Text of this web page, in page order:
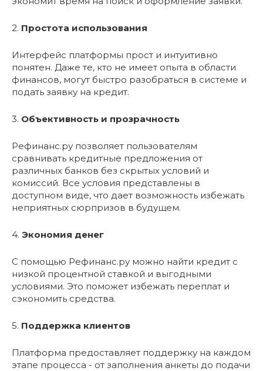
2. Простота использования
Интерфейс платформы прост и интуитивно
понятен. Даже те, кто не имеет опыта в области
финансов, могут быстро разобраться в системе и
подать заявку на кредит.
3. Объективность и прозрачность
Рефинанс.ру позволяет пользователям
сравнивать кредитные предложения от
различных банков без скрытых условий и
комиссий. Все условия представлены в
доступном виде, что дает возможность избежать
неприятных сюрпризов в будущем.
4. Экономия денег
С помощью Рефинанс.ру можно найти кредит с
низкой процентной ставкой и выгодными
условиями. Это поможет избежать переплат и
сэкономить средства.
5. Поддержка клиентов
Платформа предоставляет поддержку на каждом
этапе процесса - от заполнения анкеты до подачи